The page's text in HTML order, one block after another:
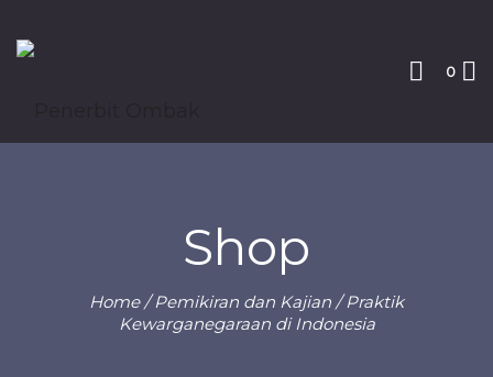
0
Shop
Home/Pemikiran dan Kajian / Praktik
Kewarganegaraan di Indonesia